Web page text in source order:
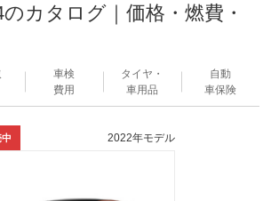
カタログ｜価格・燃費・
車検
費用
タイヤ・
車用品
自動
車保険
2022年モデル